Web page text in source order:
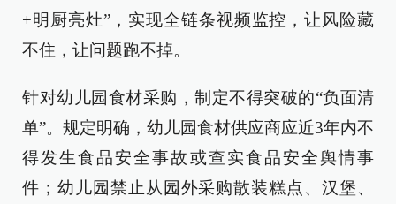
+明厨亮灶”，实现全链条视频监控，让风险藏
不住，让问题跑不掉。
针对幼儿园食材采购，制定不得突破的“负面清
单”。规定明确，幼儿园食材供应商应近3年内不
得发生食品安全事故或查实食品安全舆情事
件；幼儿园禁止从园外采购散装糕点、汉堡、